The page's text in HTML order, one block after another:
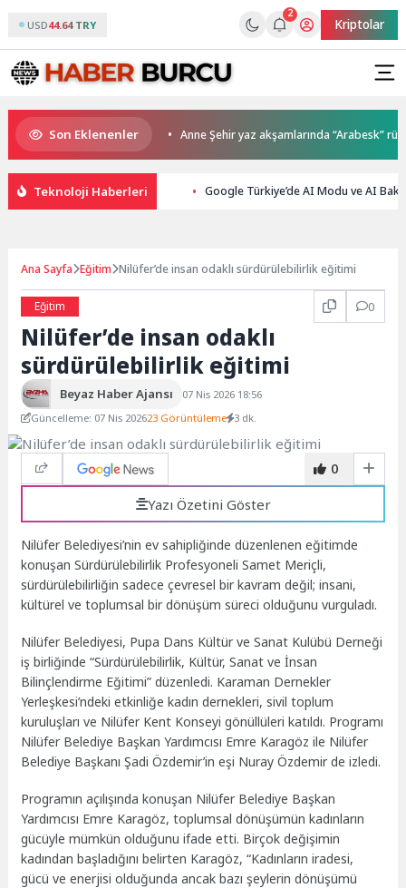
USD44.64 TRY
2
Kriptolar
Son Eklenenler
sahiplerini buldu Anne Şehir yaz akşamlarında “Arabesk”
Teknoloji Haberleri Google Türkiye’de AI Modu ve AI
Ana Sayfa Eğitim Nilüfer’de insan odaklı sürdürülebilirlik eğitimi
Eğitim 0
Nilüfer’de insan odaklı
sürdürülebilirlik eğitimi
Beyaz Haber Ajansı
07 Nis 2026 18:56
Güncelleme: 07 Nis 202623 Görüntüleme 3 dk.
0
Yazı Özetini Göster
Nilüfer Belediyesi’nin ev sahipliğinde düzenlenen eğitimde
konuşan Sürdürülebilirlik Profesyoneli Samet Meriçli,
sürdürülebilirliğin sadece çevresel bir kavram değil; insani,
kültürel ve toplumsal bir dönüşüm süreci olduğunu vurguladı.
Nilüfer Belediyesi, Pupa Dans Kültür ve Sanat Kulübü Derneği
iş birliğinde “Sürdürülebilirlik, Kültür, Sanat ve İnsan
Bilinçlendirme Eğitimi” düzenledi. Karaman Dernekler
Yerleşkesi’ndeki etkinliğe kadın dernekleri, sivil toplum
kuruluşları ve Nilüfer Kent Konseyi gönüllüleri katıldı. Programı
Nilüfer Belediye Başkan Yardımcısı Emre Karagöz ile Nilüfer
Belediye Başkanı Şadi Özdemir’in eşi Nuray Özdemir de izledi.
Programın açılışında konuşan Nilüfer Belediye Başkan
Yardımcısı Emre Karagöz, toplumsal dönüşümün kadınların
gücüyle mümkün olduğunu ifade etti. Birçok değişimin
kadından başladığını belirten Karagöz, “Kadınların iradesi,
gücü ve enerjisi olduğunda ancak bazı şeylerin dönüşümü